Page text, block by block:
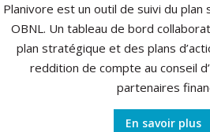
Planivore est un outil de suivi du
OBNL. Un tableau de bord
plan stratégique et des plans
reddition de compte au conseil
partenaires
En savoir plus